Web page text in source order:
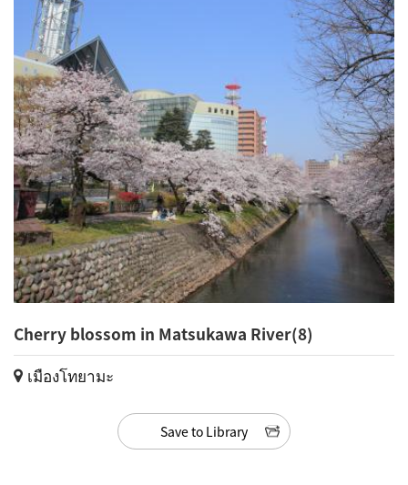
Cherry blossom in Matsukawa River(8)
เมืองโทยามะ
Save to Library